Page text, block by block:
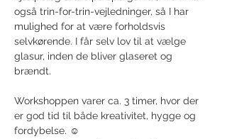
også trin-for-trin-vejledninger, så I har
mulighed for at være forholdsvis
selvkørende. I får selv lov til at vælge
glasur, inden de bliver glaseret og
brændt.
Workshoppen varer ca. 3 timer, hvor der
er god tid til både kreativitet, hygge og
fordybelse. ☺️